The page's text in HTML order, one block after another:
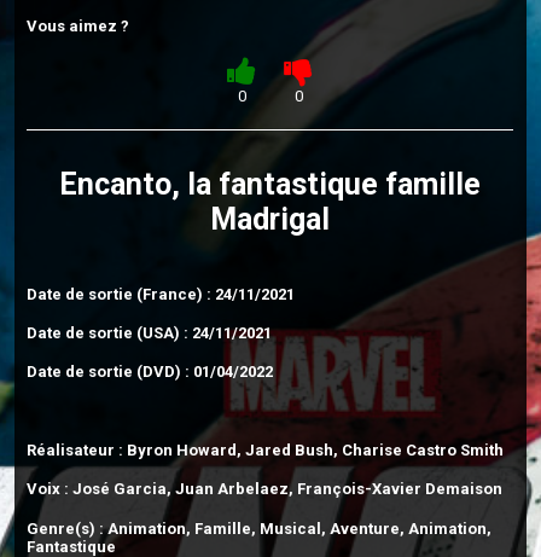
Vous aimez ?
0 0
Encanto, la fantastique famille
Madrigal
Date de sortie (France) : 24/11/2021
Date de sortie (USA) : 24/11/2021
Date de sortie (DVD) : 01/04/2022
Réalisateur : Byron Howard, Jared Bush, Charise Castro Smith
Voix : José Garcia, Juan Arbelaez, François-Xavier Demaison
Genre(s) : Animation, Famille, Musical, Aventure, Animation,
Fantastique